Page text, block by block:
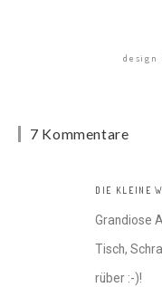
design
7 Kommentare
DIE KLEINE
Grandiose
Tisch,
rüber :-)!